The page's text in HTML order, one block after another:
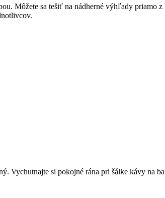
Môžete sa tešiť na nádherné výhľady priamo
Vychutnajte si pokojné rána pri šálke kávy na